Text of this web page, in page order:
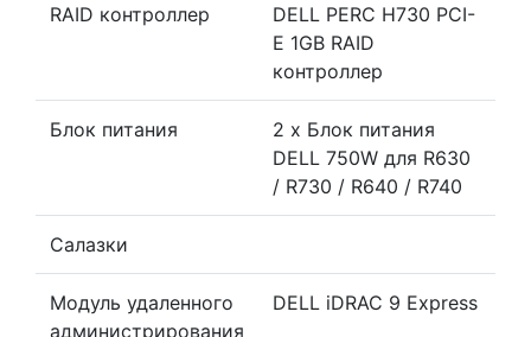
RAID контроллер
DELL PERC H730 PCI-
E 1GB RAID
контроллер
Блок питания
2 x Блок питания
DELL 750W для R630
/ R730 / R640 / R740
Салазки
Модуль удаленного
администрирования
DELL iDRAC 9 Express